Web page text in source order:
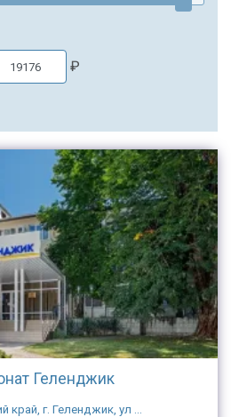
₽
Геленджик
край, г. Геленджик, ул ...